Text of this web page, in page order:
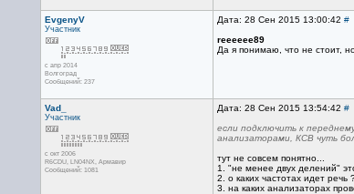
EvgenyV
Участник
с апр 2014
Волгоград
Сообщений: 237
Дата: 28 Сен 2015 13:00:42 #
reeeeee89
Да я понимаю, что не стоит,
Vad_
Участник
с окт 2006
R6CDU, LN04NX, Армавир
Сообщений: 1081
Дата: 28 Сен 2015 13:54:42 #
если подключить к
анализаторами, КСВ чуть
тут не совсем понятно...
1. "не менее двух делений"
2. о каких частотах идет речь
3. на каких анализаторах